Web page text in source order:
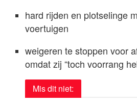
hard rijden en plotselinge
voertuigen
weigeren te stoppen voor
omdat zij “toch voorrang
Mis dit niet: